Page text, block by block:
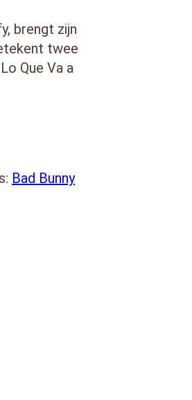
brengt zijn
twee
Que Va a
Bad Bunny